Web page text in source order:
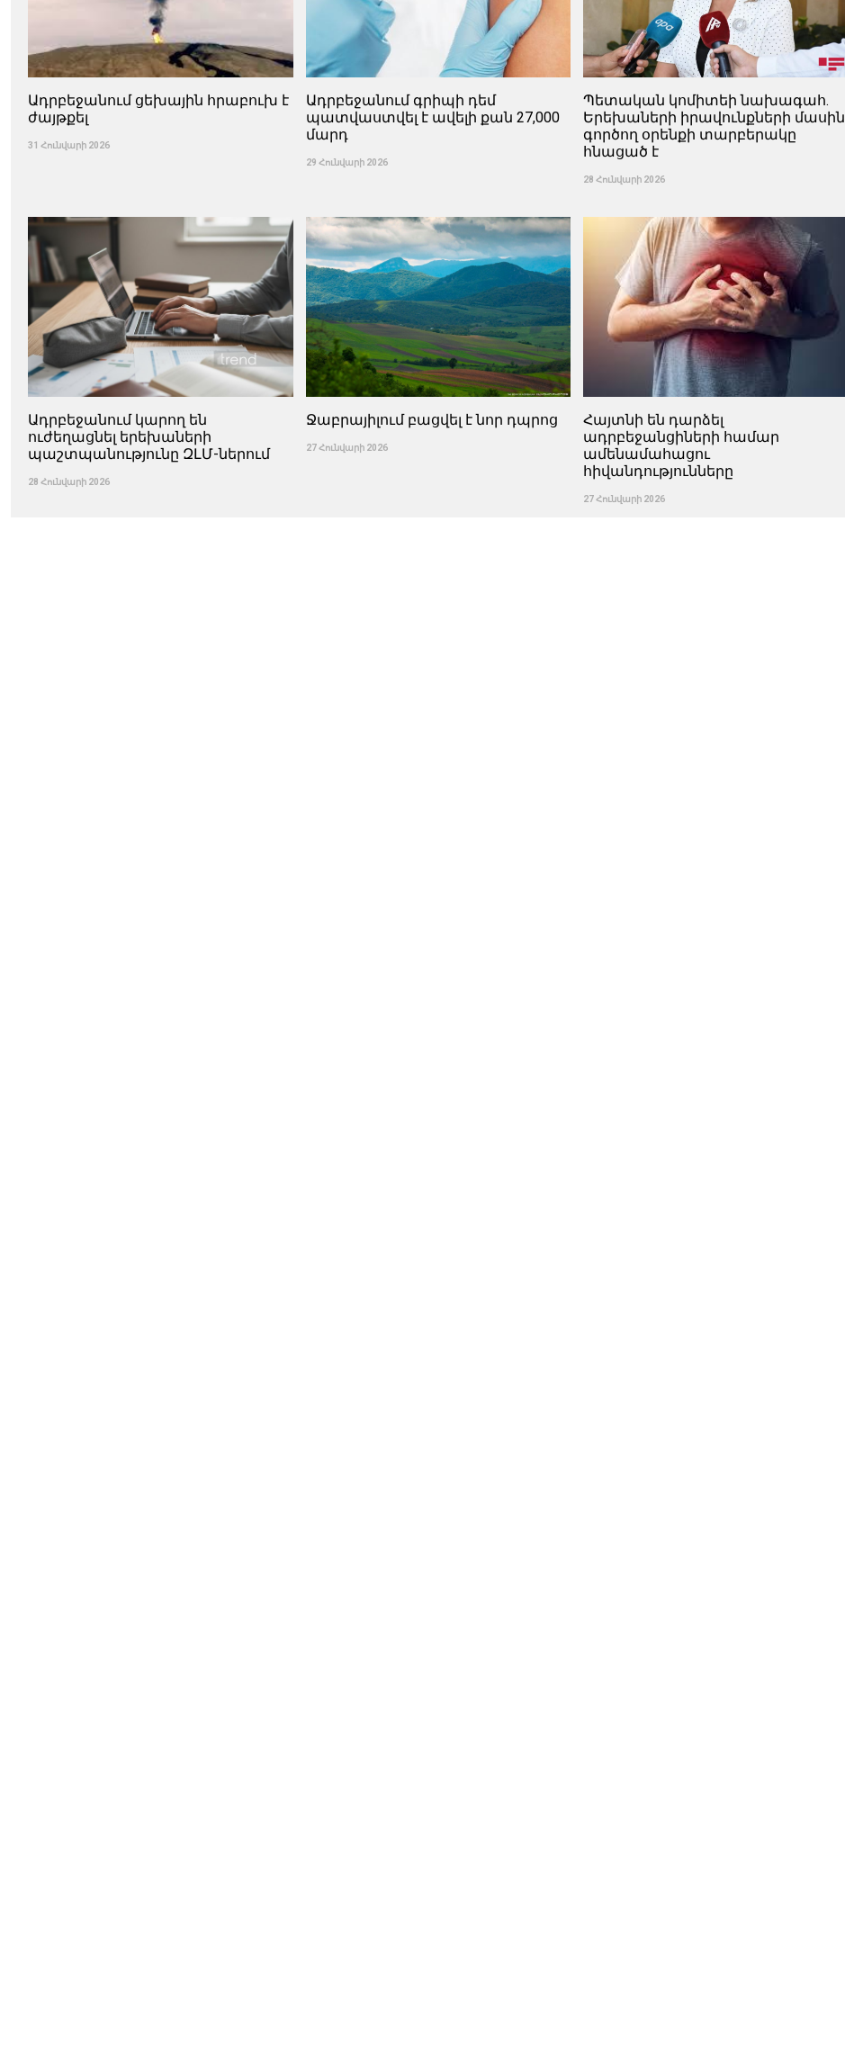
Ադրբեջանում ցեխային հրաբուխ է
ժայթքել
31 Հունվարի 2026
Ադրբեջանում գրիպի դեմ
պատվաստվել է ավելի քան 27,000
մարդ
29 Հունվարի 2026
Պետական ​​կոմիտեի նախագահ.
Երեխաների իրավունքների մասին
գործող օրենքի տարբերակը
հնացած է
28 Հունվարի 2026
Ադրբեջանում կարող են
ուժեղացնել երեխաների
պաշտպանությունը ԶԼՄ-ներում
28 Հունվարի 2026
Ջաբրայիլում բացվել է նոր դպրոց
27 Հունվարի 2026
Հայտնի են դարձել
ադրբեջանցիների համար
ամենամահացու
հիվանդությունները
27 Հունվարի 2026